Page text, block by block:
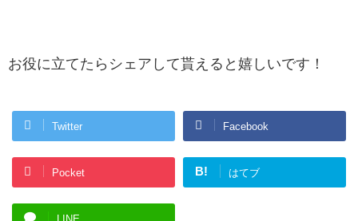
お役に立てたらシェアして貰えると嬉しいです！
Twitter Facebook
Pocket B! はてブ